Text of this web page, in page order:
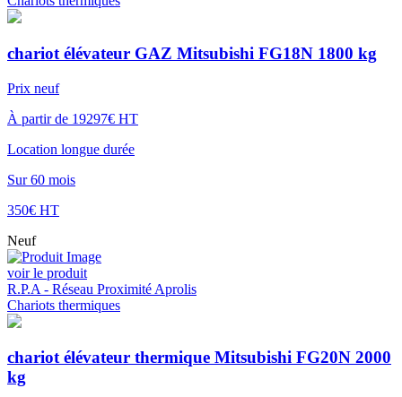
chariot élévateur GAZ Mitsubishi FG18N 1800 kg
Prix neuf
À partir de 19297€ HT
Location longue durée
Sur 60 mois
350€ HT
Neuf
voir le produit
R.P.A - Réseau Proximité Aprolis
Chariots thermiques
chariot élévateur thermique Mitsubishi FG20N 2000
kg